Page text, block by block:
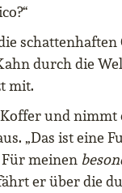
schattenhaften
durch die
mit.
und nimmt
„Das ist eine
meinen
er über die